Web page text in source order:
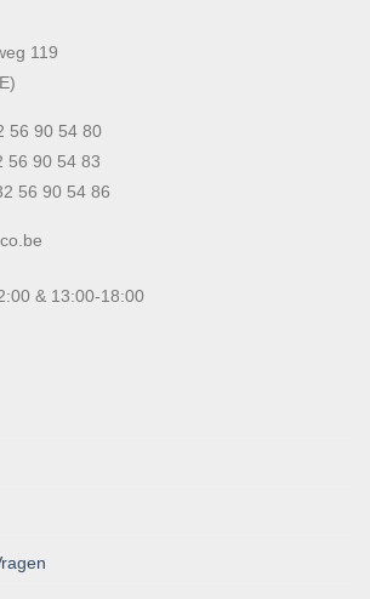
119
56 90 54 80
56 90 54 83
56 90 54 86
& 13:00-18:00